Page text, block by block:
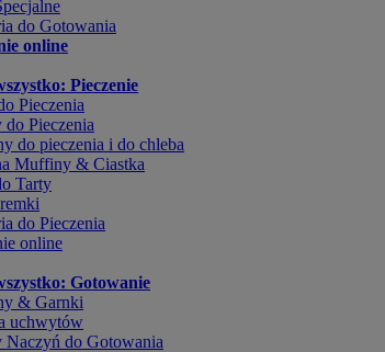
do Gotowania
online
Pieczenie
Pieczenia
do Pieczenia
do pieczenia i do chleba
Muffiny & Ciastka
Tarty
do Pieczenia
online
Gotowanie
& Garnki
uchwytów
Naczyń do Gotowania